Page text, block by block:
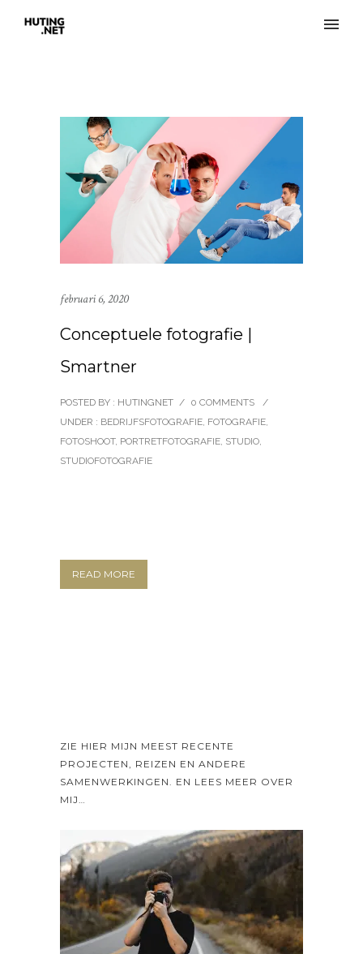
februari 6, 2020
Conceptuele fotografie |
Smartner
POSTED BY : HUTINGNET / 0 COMMENTS
/
UNDER : BEDRIJFSFOTOGRAFIE, FOTOGRAFIE,
FOTOSHOOT, PORTRETFOTOGRAFIE, STUDIO,
STUDIOFOTOGRAFIE
READ MORE
ZIE HIER MIJN MEEST RECENTE
PROJECTEN, REIZEN EN ANDERE
SAMENWERKINGEN. EN LEES MEER OVER
MIJ…